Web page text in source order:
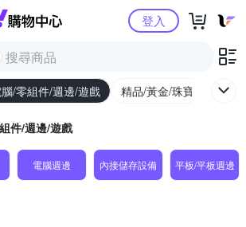
Yahoo購物中心登入
/零組件/週邊/遊戲 精品/黃金/珠寶/手錶
件/週邊/遊戲
電腦週邊 內接儲存設備 平板/平板週邊